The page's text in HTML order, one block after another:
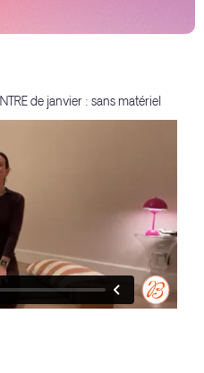
de janvier : sans matériel